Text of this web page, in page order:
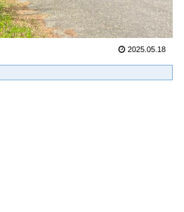
2025.05.18